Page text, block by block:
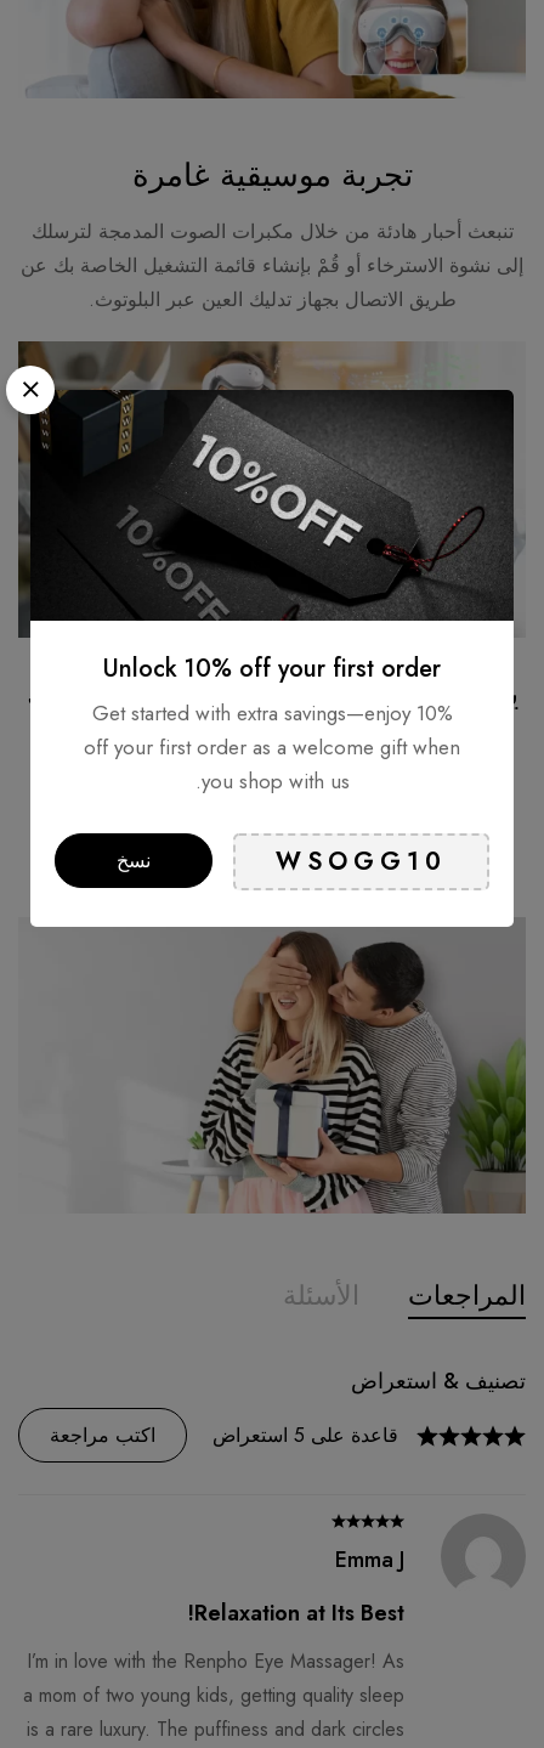
تجربة موسيقية غامرة
تنبعث أحبار هادئة من خلال مكبرات الصوت المدمجة لترسلك
إلى نشوة الاسترخاء أو قُمْ بإنشاء قائمة التشغيل الخاصة بك عن
طريق الاتصال بجهاز تدليك العين عبر البلوتوث.
يحسن من الصحة العامة لعيون عائلتك
هدية مثالية لأي مناسبة.
المراجعات الأسئلة
تصنيف & استعراض
قاعدة على 5 استعراض اكتب مراجعة
Emma J
Relaxation at Its Best!
I’m in love with the Renpho Eye Massager! As
a mom of two young kids, getting quality sleep
is a rare luxury. The puffiness and dark circles
سؤال وجواب
0السؤال اطرح سؤالا
لا توجد أسئلة.
Unlock 10% off your first order
Get started with extra savings—enjoy 10%
off your first order as a welcome gift when
you shop with us.
نسخ